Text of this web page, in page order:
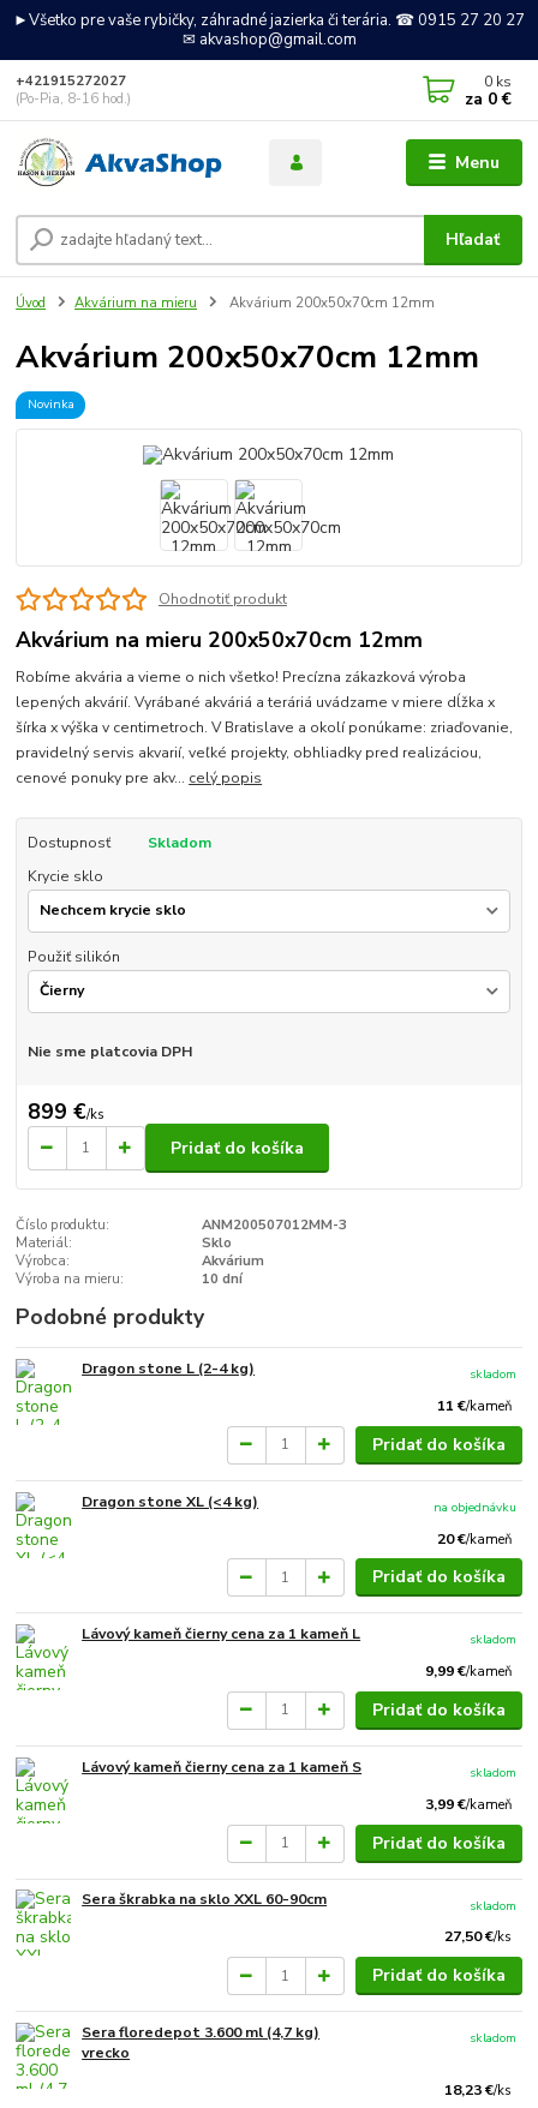
►Všetko pre vaše rybičky, záhradné jazierka či terária. ☎ 0915 27 20 27
✉ akvashop@gmail.com
Menu
Hľadať
+421915272027
(Po-Pia, 8-16 hod.)
0 ks
za 0 €
Úvod Akvárium na mieru Akvárium 200x50x70cm 12mm
Akvárium 200x50x70cm 12mm
Novinka
Ohodnotiť produkt
Akvárium na mieru 200x50x70cm 12mm
Robíme akvária a vieme o nich všetko! Precízna zákazková výroba
lepených akvárií. Vyrábané akváriá a teráriá uvádzame v miere dĺžka x
šírka x výška v centimetroch. V Bratislave a okolí ponúkame: zriaďovanie,
pravidelný servis akvarií, veľké projekty, obhliadky pred realizáciou,
cenové ponuky pre akv... celý popis
Dostupnosť
Skladom
Krycie sklo
Použiť silikón
Nie sme platcovia DPH
899 €/ks
Pridať do košíka
Číslo produktu:
ANM200507012MM-3
Materiál:
Sklo
Výrobca:
Akvárium
Výroba na mieru:
10 dní
Podobné produkty
Dragon stone L (2-4 kg)
11 €/kameň
skladom
Pridať do košíka
Dragon stone XL (<4 kg)
20 €/kameň
na objednávku
Pridať do košíka
Lávový kameň čierny cena za 1 kameň L
9,99 €/kameň
skladom
Pridať do košíka
Lávový kameň čierny cena za 1 kameň S
3,99 €/kameň
skladom
Pridať do košíka
Sera škrabka na sklo XXL 60-90cm
27,50 €/ks
skladom
Pridať do košíka
Sera floredepot 3.600 ml (4,7 kg)
vrecko
18,23 €/ks
skladom